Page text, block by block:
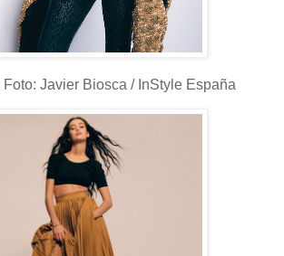
Javier Biosca / InStyle España